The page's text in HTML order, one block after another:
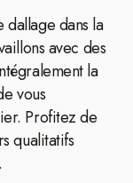
dans la
avec des
la
vous
Profitez de
qualitatifs